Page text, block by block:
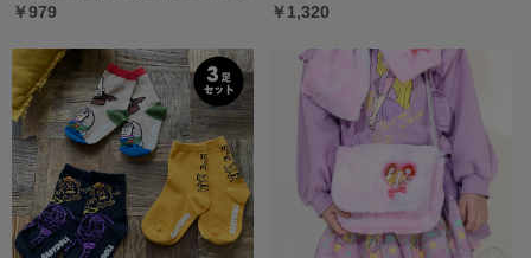
￥979 ￥1,320